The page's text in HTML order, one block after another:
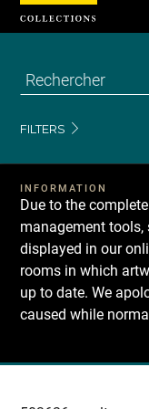
FILTERS
INFORMATION
Due to the
management
displayed in our
rooms in which
up to date. We
caused while
Recherche
Cookies management